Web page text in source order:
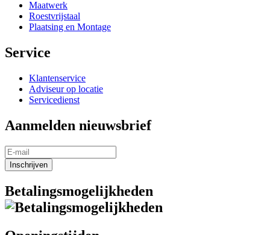
Maatwerk
Roestvrijstaal
Plaatsing en Montage
Service
Klantenservice
Adviseur op locatie
Servicedienst
Aanmelden nieuwsbrief
Inschrijven
Betalingsmogelijkheden